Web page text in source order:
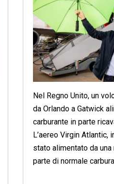
Nel Regno Unito, un
da Orlando a Gatwick
carburante in parte
L’aereo Virgin Atlantic,
stato alimentato da
parte di normale